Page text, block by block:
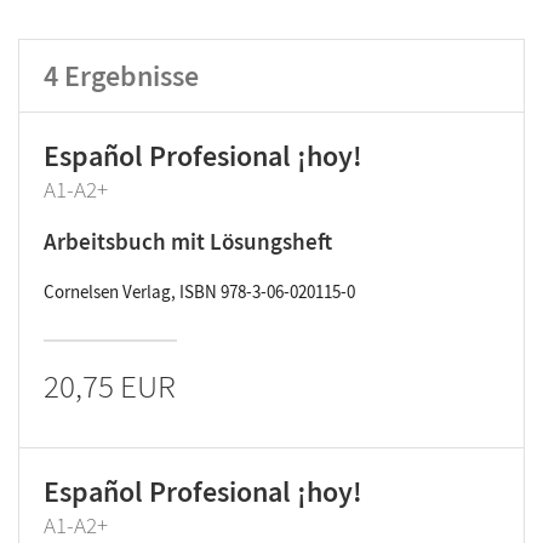
Produktart
4 Ergebnisse
Español Profesional ¡hoy!
A1-A2+
Arbeitsbuch mit Lösungsheft
Cornelsen Verlag, ISBN 978-3-06-020115-0
20,75 EUR
Español Profesional ¡hoy!
A1-A2+